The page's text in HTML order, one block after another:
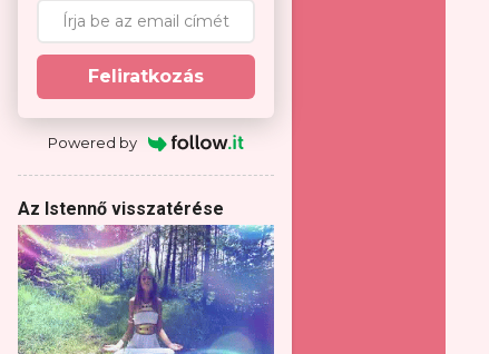
Feliratkozás
Powered by
Az Istennő visszatérése